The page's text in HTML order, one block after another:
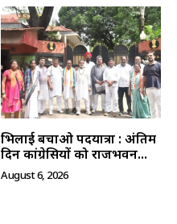
भिलाई बचाओ पदयात्रा : अंतिम
दिन कांग्रेसियों को राजभवन...
August 6, 2026